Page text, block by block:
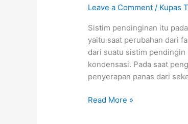
Leave a Comment / Kupas
Sistim pendinginan itu
yaitu saat perubahan dari
dari suatu sistim
kondensasi. Pada saat
penyerapan panas dari
Read More »